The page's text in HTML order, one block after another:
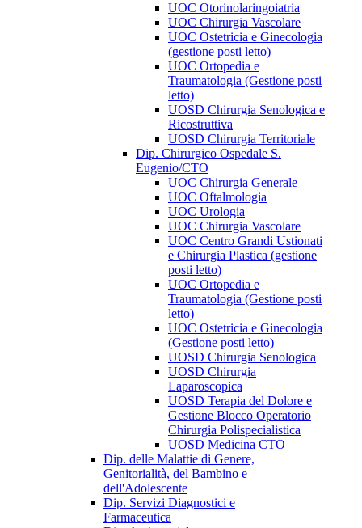
UOC Otorinolaringoiatria
UOC Chirurgia Vascolare
UOC Ostetricia e Ginecologia
(gestione posti letto)
UOC Ortopedia e
Traumatologia (Gestione posti
letto)
UOSD Chirurgia Senologica e
Ricostruttiva
UOSD Chirurgia Territoriale
Dip. Chirurgico Ospedale S.
Eugenio/CTO
UOC Chirurgia Generale
UOC Oftalmologia
UOC Urologia
UOC Chirurgia Vascolare
UOC Centro Grandi Ustionati
e Chirurgia Plastica (gestione
posti letto)
UOC Ortopedia e
Traumatologia (Gestione posti
letto)
UOC Ostetricia e Ginecologia
(Gestione posti letto)
UOSD Chirurgia Senologica
UOSD Chirurgia
Laparoscopica
UOSD Terapia del Dolore e
Gestione Blocco Operatorio
Chirurgia Polispecialistica
UOSD Medicina CTO
Dip. delle Malattie di Genere,
Genitorialità, del Bambino e
dell'Adolescente
Dip. Servizi Diagnostici e
Farmaceutica